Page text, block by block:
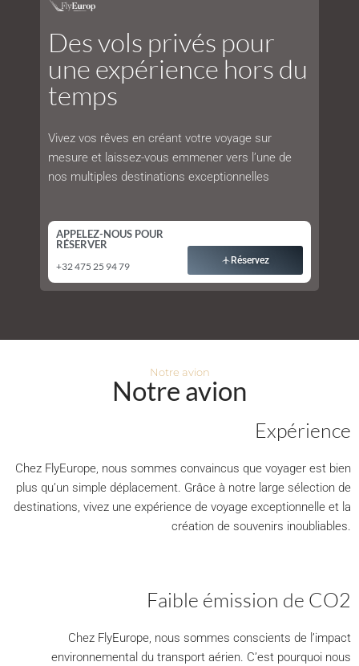
Des vols privés pour
une expérience hors du
temps
Vivez vos rêves en créant votre voyage sur
mesure et laissez-vous emmener vers l’une de
nos multiples destinations exceptionnelles
APPELEZ-NOUS POUR
RÉSERVER
+32 475 25 94 79 Réservez
Notre avion
Notre avion
Expérience
Chez FlyEurope, nous sommes convaincus que voyager est bien
plus qu’un simple déplacement. Grâce à notre large sélection de
destinations, vivez une expérience de voyage exceptionnelle et la
création de souvenirs inoubliables.
Faible émission de CO2
Chez FlyEurope, nous sommes conscients de l’impact
environnemental du transport aérien. C’est pourquoi nous